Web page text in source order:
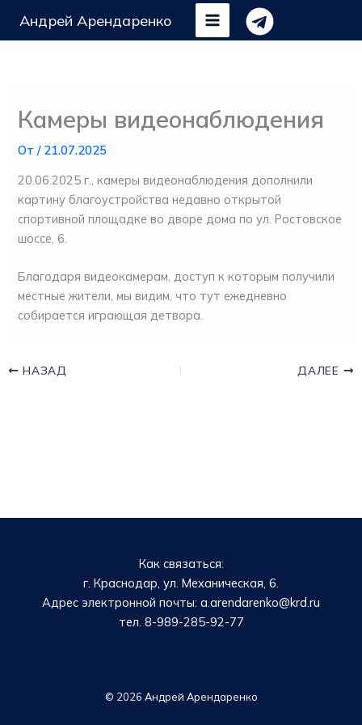
Андрей Арендаренко
Камеры видеонаблюдения
От/ 21.07.2025
20.06.2025 г., камеры видеонаблюдения дополнили
картину благоустройства недавно открытой
спортивной площадке во дворе дома по ул. Ростовское
шоссе, 6.
Благодаря видеокамерам, доступ к которым получили
местные жители, мы видим, что тут ежедневно
собирается играющая детвора.
НАЗАД ДАЛЕЕ
Как связаться:
г. Краснодар, ул. Механическая, 6.
Адрес электронной почты: a.arendarenko@krd.ru
тел. 8-989-285-92-77
© 2026 Андрей Арендаренко